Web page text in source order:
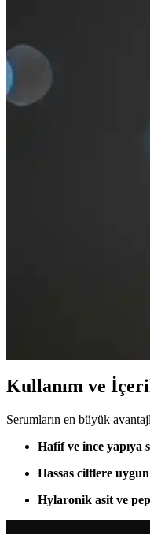
Makyaj temizliği cilt
Göz Kenarı ve Kirpik
Göz kenarı ve kirpik
Göz Çevresi Serumu
Göz çevresi serumu, ince
Göz Çevresi
Göz çevresi bakımında
Göz taşı, estetik ve kişisel
Kullanım ve
Serumların en büyük
Hafif ve ince yapıya
Hassas ciltlere
Hylaronik asit ve